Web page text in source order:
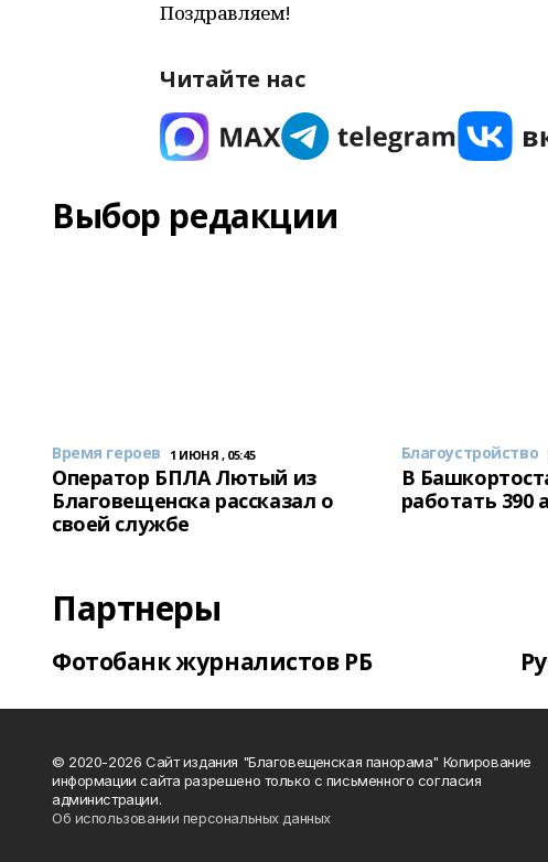
Поздравляем!
Читайте нас
Выбор редакции
Время героев 1 ИЮНЯ , 05:45
Оператор БПЛА Лютый из
Благовещенска рассказал о
своей службе
Благоустройство
В
работать 390
Партнеры
Фотобанк журналистов РБ
© 2020-2026 Сайт издания "Благовещенская панорама" Копирование
информации сайта разрешено только с письменного согласия
администрации.
Об использовании персональных данных